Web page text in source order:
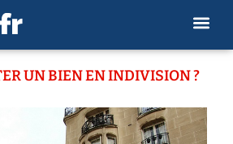
UN BIEN EN INDIVISION ?